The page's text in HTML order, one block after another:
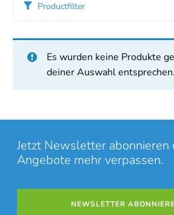
Productfilter
Es wurden keine Produkte
deiner Auswahl entsprechen.
Jetzt Newsletter abonnieren
Angebote mehr verpassen.
NEWSLETTER